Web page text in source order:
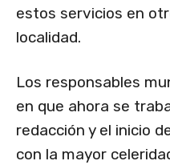
estos servicios en
localidad.
Los responsables
en que ahora se
redacción y el inicio
con la mayor